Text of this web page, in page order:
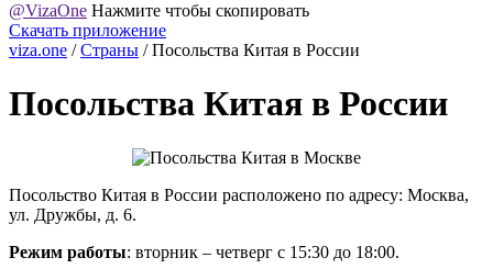
@VizaOne Нажмите чтобы скопировать
Скачать приложение
viza.one / Страны /Посольства Китая в России
Посольства Китая в России
Посольство Китая в России расположено по адресу: Москва,
ул. Дружбы, д. 6.
Режим работы: вторник – четверг с 15:30 до 18:00.